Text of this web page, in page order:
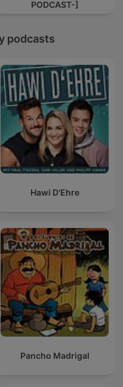
PODCAST-]
podcasts
Hawi D'Ehre
Pancho Madrigal